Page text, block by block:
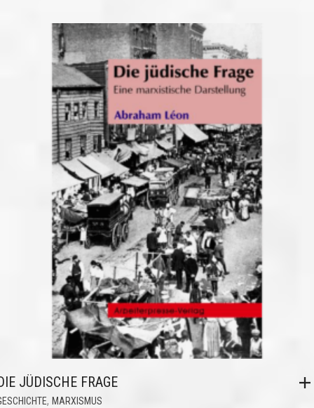
JÜDISCHE FRAGE
, MARXISMUS